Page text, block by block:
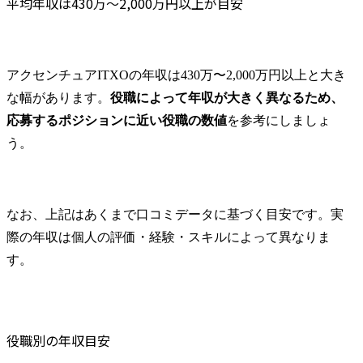
アクセンチュアITXOの年収は430万〜2,000万円以上と大き
な幅があります。 役職によって年収が大きく異なるため、
応募するポジションに近い役職の数値を参考にしましょ
う。
なお、上記はあくまで口コミデータに基づく目安です。実
際の年収は個人の評価・経験・スキルによって異なりま
す。
役職別の年収目安